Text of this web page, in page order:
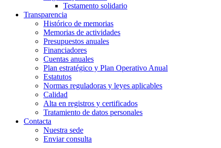
Testamento solidario
Transparencia
Histórico de memorias
Memorias de actividades
Presupuestos anuales
Financiadores
Cuentas anuales
Plan estratégico y Plan Operativo Anual
Estatutos
Normas reguladoras y leyes aplicables
Calidad
Alta en registros y certificados
Tratamiento de datos personales
Contacta
Nuestra sede
Enviar consulta